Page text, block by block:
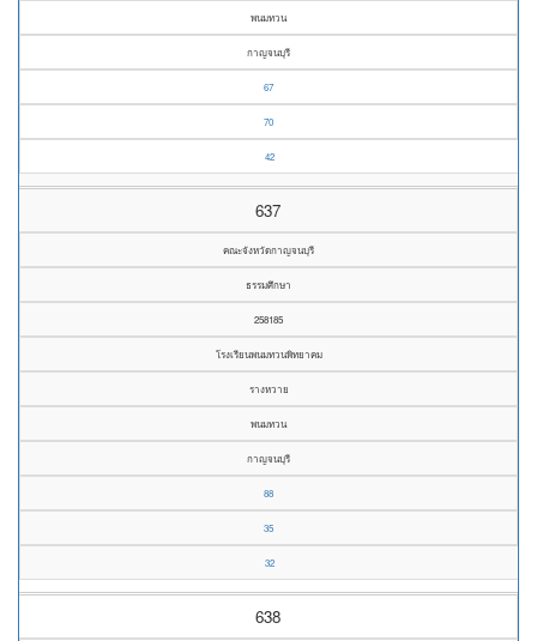
พนมทวน
กาญจนบุรี
67
70
42
637
คณะจังหวัดกาญจนบุรี
ธรรมศึกษา
258185
โรงเรียนพนมทวนพิทยาคม
รางหวาย
พนมทวน
กาญจนบุรี
88
35
32
638